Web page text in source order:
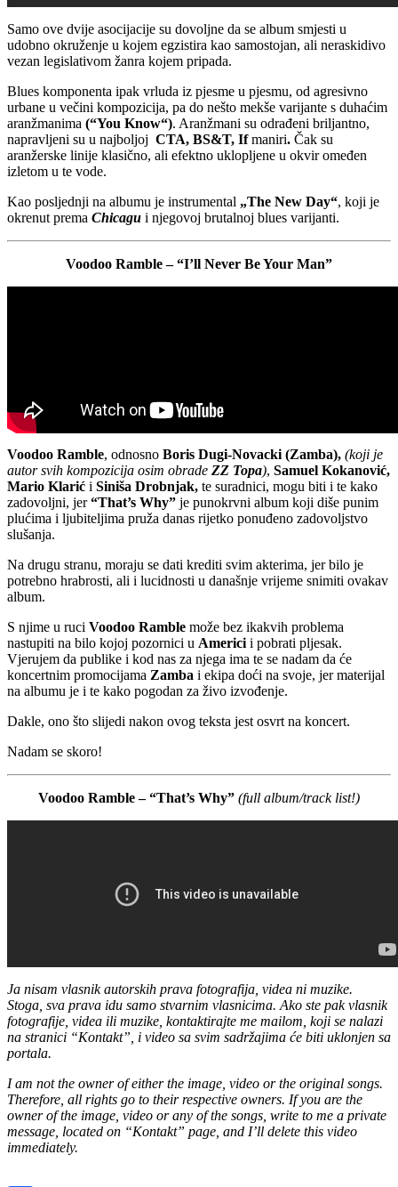
Samo ove dvije asocijacije su dovoljne da se album smjesti u
udobno okruženje u kojem egzistira kao samostojan, ali neraskidivo
vezan legislativom žanra kojem pripada.
Blues komponenta ipak vrluda iz pjesme u pjesmu, od agresivno
urbane u večini kompozicija, pa do nešto mekše varijante s duhaćim
aranžmanima (“You Know“). Aranžmani su odrađeni briljantno,
napravljeni su u najboljoj CTA, BS&T, Ifmaniri. Čak su
aranžerske linije klasično, ali efektno uklopljene u okvir omeđen
izletom u te vode.
Kao posljednji na albumu je instrumental „The New Day“, koji je
okrenut prema Chicagu i njegovoj brutalnoj blues varijanti.
Voodoo Ramble – “I’ll Never Be Your Man”
Voodoo Ramble, odnosno Boris Dugi-Novacki (Zamba), (koji je
autor svih kompozicija osim obrade ZZ Topa), Samuel Kokanović,
Mario Klarić i Siniša Drobnjak, te suradnici, mogu biti i te kako
zadovoljni, jer“That’s Why” je punokrvni album koji diše punim
plućima i ljubiteljima pruža danas rijetko ponuđeno zadovoljstvo
slušanja.
Na drugu stranu, moraju se dati krediti svim akterima, jer bilo je
potrebno hrabrosti, ali i lucidnosti u današnje vrijeme snimiti ovakav
album.
S njime u ruci Voodoo Ramble može bez ikakvih problema
nastupiti na bilo kojoj pozornici u Americi i pobrati pljesak.
Vjerujem da publike i kod nas za njega ima te se nadam da će
koncertnim promocijama Zamba i ekipa doći na svoje, jer materijal
na albumu je i te kako pogodan za živo izvođenje.
Dakle, ono što slijedi nakon ovog teksta jest osvrt na koncert.
Nadam se skoro!
Voodoo Ramble – “That’s Why” (full album/track list!)
Ja nisam vlasnik autorskih prava fotografija, videa ni muzike.
Stoga, sva prava idu samo stvarnim vlasnicima. Ako ste pak vlasnik
fotografije, videa ili muzike, kontaktirajte me mailom, koji se nalazi
na stranici “Kontakt”, i video sa svim sadržajima će biti uklonjen sa
portala.
I am not the owner of either the image, video or the original songs.
Therefore, all rights go to their respective owners. If you are the
owner of the image, video or any of the songs, write to me a private
message, located on “Kontakt” page, and I’ll delete this video
immediately.